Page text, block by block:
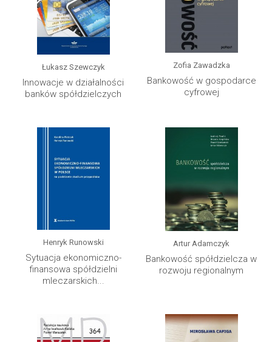
Łukasz Szewczyk
Innowacje w działalności
banków spółdzielczych
Zofia Zawadzka
Bankowość w gospodarce
cyfrowej
Henryk Runowski
Sytuacja ekonomiczno-
finansowa spółdzielni
mleczarskich...
Artur Adamczyk
Bankowość spółdzielcza w
rozwoju regionalnym